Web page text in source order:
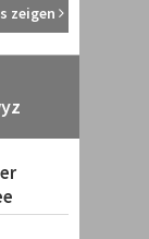
zeigen